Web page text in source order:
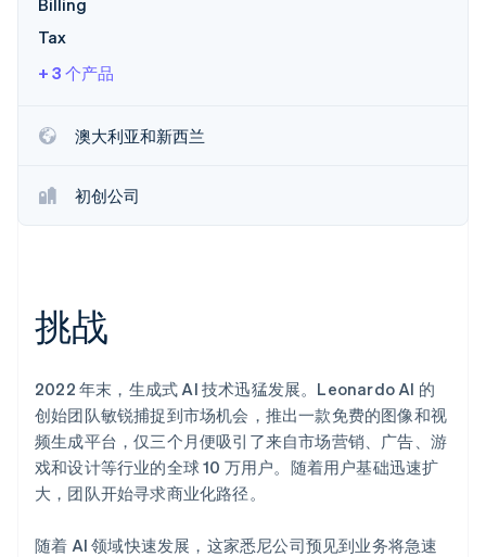
Product roadmap
欺诈防范
初创企业注册
碳移除
了解 Stripe 如何为 AI 构建经济基础设施。
立即观看
Billing
Tax
+ 3 个产品
澳大利亚和新西兰
初创公司
挑战
2022 年末，生成式 AI 技术迅猛发展。Leonardo AI 的
创始团队敏锐捕捉到市场机会，推出一款免费的图像和视
频生成平台，仅三个月便吸引了来自市场营销、广告、游
戏和设计等行业的全球 10 万用户。随着用户基础迅速扩
大，团队开始寻求商业化路径。
随着 AI 领域快速发展，这家悉尼公司预见到业务将急速